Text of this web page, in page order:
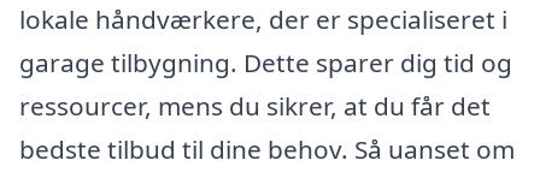
lokale håndværkere, der er specialiseret i
garage tilbygning. Dette sparer dig tid og
ressourcer, mens du sikrer, at du får det
bedste tilbud til dine behov. Så uanset om